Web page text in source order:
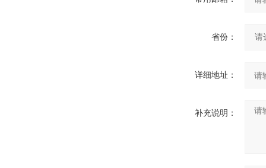
省份：
详细地址：
补充说明：